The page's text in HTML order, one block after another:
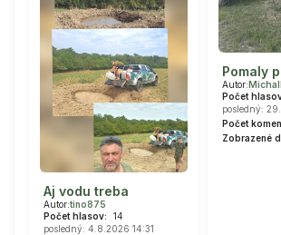
Aj vodu treba
Autor:tino875
Počet hlasov:
14
posledný: 4.8.2026 14:31
Pomaly
Autor:
Počet
posledný:
Počet
Zobrazené